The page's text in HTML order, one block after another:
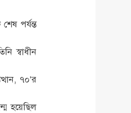
পর্যন্ত
স্বাধীন
৭০’র
হয়েছিল